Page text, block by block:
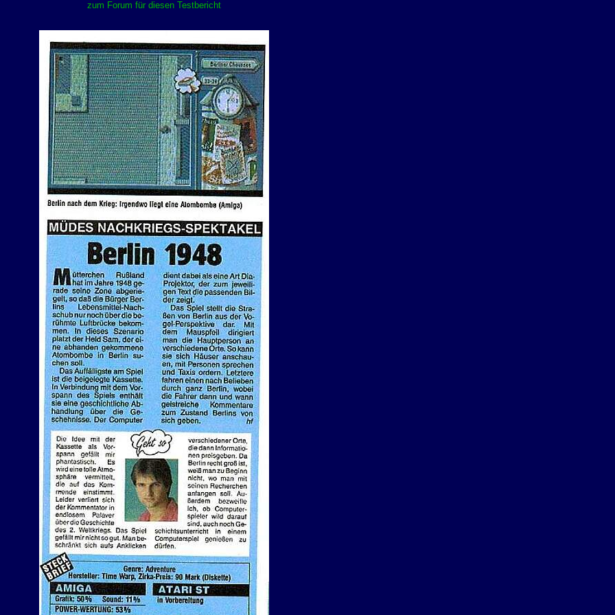
zum Forum für diesen Testbericht